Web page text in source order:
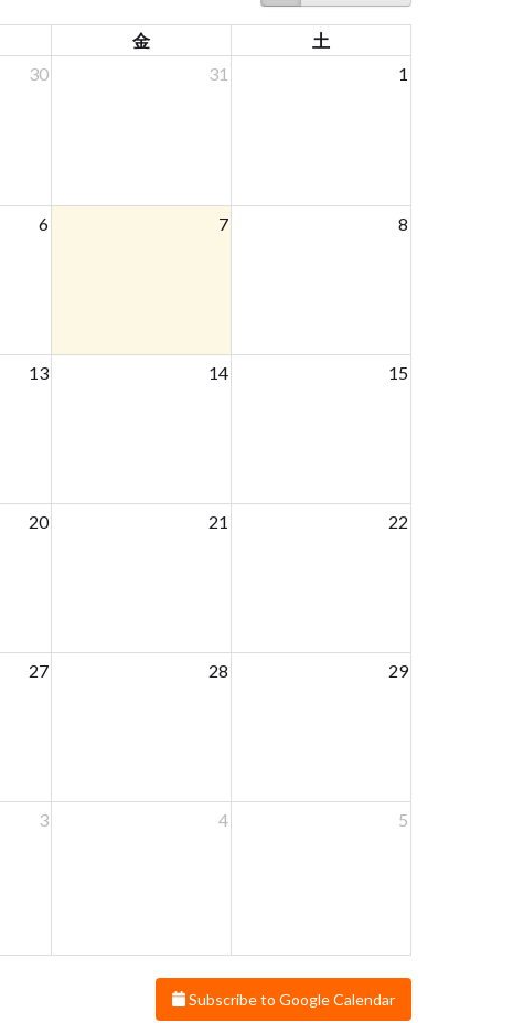
金
土
30 31 1
6 7 8
13 14 15
20 21 22
27 28 29
3 4 5
Subscribe to Google Calendar